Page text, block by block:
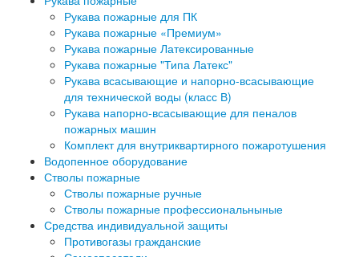
Рукава пожарные для ПК
Рукава пожарные «Премиум»
Рукава пожарные Латексированные
Рукава пожарные "Типа Латекс"
Рукава всасывающие и напорно-всасывающие
для технической воды (класс В)
Рукава напорно-всасывающие для пеналов
пожарных машин
Комплект для внутриквартирного пожаротушения
Водопенное оборудование
Стволы пожарные
Стволы пожарные ручные
Стволы пожарные профессиональныные
Средства индивидуальной защиты
Противогазы гражданские